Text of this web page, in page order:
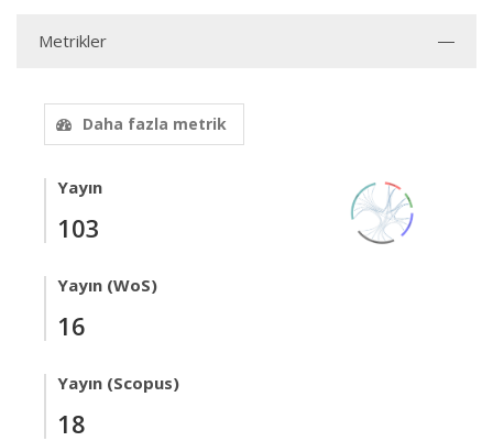
Metrikler
Daha fazla metrik
Yayın
103
Yayın (WoS)
16
Yayın (Scopus)
18